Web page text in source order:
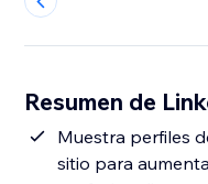
Resumen de
Muestra perfiles
sitio para